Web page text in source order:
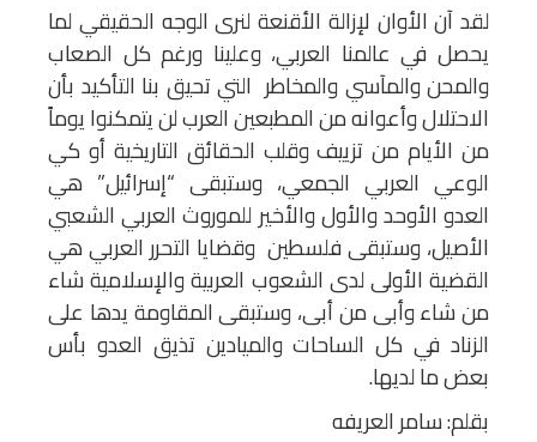
لقد آن الأوان لإزالة الأقنعة لنرى الوجه الحقيقي لما
يحصل في عالمنا العربي، وعلينا ورغم كل الصعاب
والمحن والمآسي والمخاطر التي تحيق بنا التأكيد بأن
الاحتلال وأعوانه من المطبعين العرب لن يتمكنوا يوماً
من الأيام من تزييف وقلب الحقائق التاريخية أو كي
الوعي العربي الجمعي، وستبقى “إسرائيل” هي
العدو الأوحد والأول والأخير للموروث العربي الشعبي
الأصيل، وستبقى فلسطين وقضايا التحرر العربي هي
القضية الأولى لدى الشعوب العربية والإسلامية شاء
من شاء وأبى من أبى، وستبقى المقاومة يدها على
الزناد في كل الساحات والميادين تذيق العدو بأس
بعض ما لديها.
بقلم: سامر العريفه